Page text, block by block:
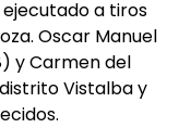
a tiros
Oscar Manuel
y Carmen del
Vistalba y